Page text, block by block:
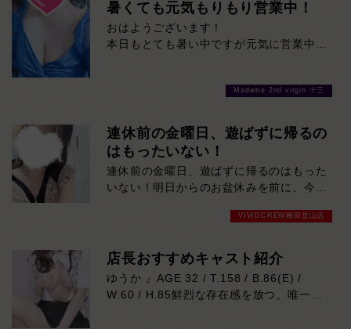
い！ご来店お待ちしております！
暑くても元気もりもり営業中！
おはようございます！
本日もとても暑い中ですが元気に営業中で
Madame 2nd virgin 十三
連休前の金曜日、遊ばずに帰るの
はもったいない！
連休前の金曜日、遊ばずに帰るのはもった
いない！明日からのお盆休みを前に、今夜
す！魅力的なキャストが多数出勤予定！週
せんか？混雑が予想されますので、お早め
にご来店下さい。
VIVIDCREW梅田堂山店
店長おすすめキャスト紹介
ゆうか 』AGE 32 / T.158 / B.86(E) /
W.60 / H.85鮮烈な存在感を放つ、唯一無